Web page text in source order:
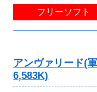
フリーソフト
アンヴァリード(
6,583K)